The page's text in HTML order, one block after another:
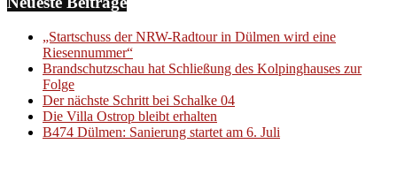
„Startschuss der NRW-Radtour in Dülmen wird eine
Riesennummer“
Brandschutzschau hat Schließung des Kolpinghauses zur
Folge
Der nächste Schritt bei Schalke 04
Die Villa Ostrop bleibt erhalten
B474 Dülmen: Sanierung startet am 6. Juli